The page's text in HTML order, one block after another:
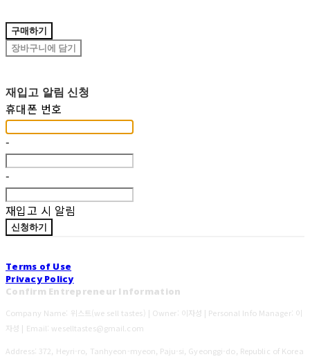
구매하기
장바구니에 담기
재입고 알림 신청
휴대폰 번호
-
-
재입고 시 알림
신청하기
Terms of Use
Privacy Policy
Confirm Entrepreneur Information
Company Name: 위스트(we sell tastes) | Owner: 이자성 | Personal Info Manager: 이
자성 | Email: weselltastes@gmail.com
Address: 372, Heyri-ro, Tanhyeon-myeon, Paju-si, Gyeonggi-do, Republic of Korea